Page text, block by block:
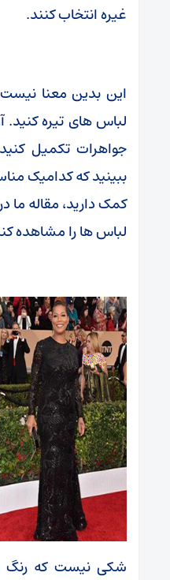
غیره انتخاب کنند.
این بدین معنا
لباس های تیره کنید.
جواهرات تکمیل
ببینید که کدامیک
کمک دارید، مقاله ما
لباس ها را مشاهده
شکی نیست که رنگ